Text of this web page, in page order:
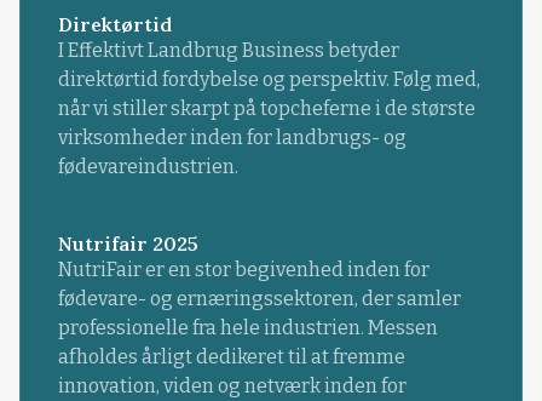
Direktørtid
I Effektivt Landbrug Business betyder
direktørtid fordybelse og perspektiv. Følg med,
når vi stiller skarpt på topcheferne i de største
virksomheder inden for landbrugs- og
fødevareindustrien.
Nutrifair 2025
NutriFair er en stor begivenhed inden for
fødevare- og ernæringssektoren, der samler
professionelle fra hele industrien. Messen
afholdes årligt dedikeret til at fremme
innovation, viden og netværk inden for